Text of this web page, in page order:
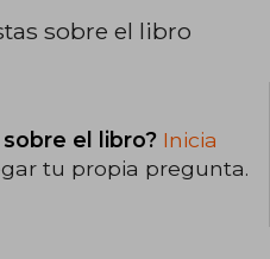
sobre el libro
el libro? Inicia
tu propia pregunta.